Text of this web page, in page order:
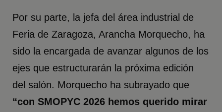
Por su parte, la jefa del área industrial de
Feria de Zaragoza, Arancha Morquecho, ha
sido la encargada de avanzar algunos de los
ejes que estructurarán la próxima edición
del salón. Morquecho ha subrayado que
“con SMOPYC 2026 hemos querido mirar